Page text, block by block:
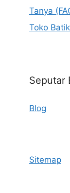
Tanya
Toko
Seputar
Blog
Sitemap